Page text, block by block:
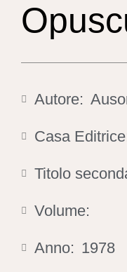
Autore:
Casa
Titolo
Volume:
Anno: 1978